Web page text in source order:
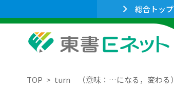
総合トップ
TOP turn （意味：…になる，変わる）